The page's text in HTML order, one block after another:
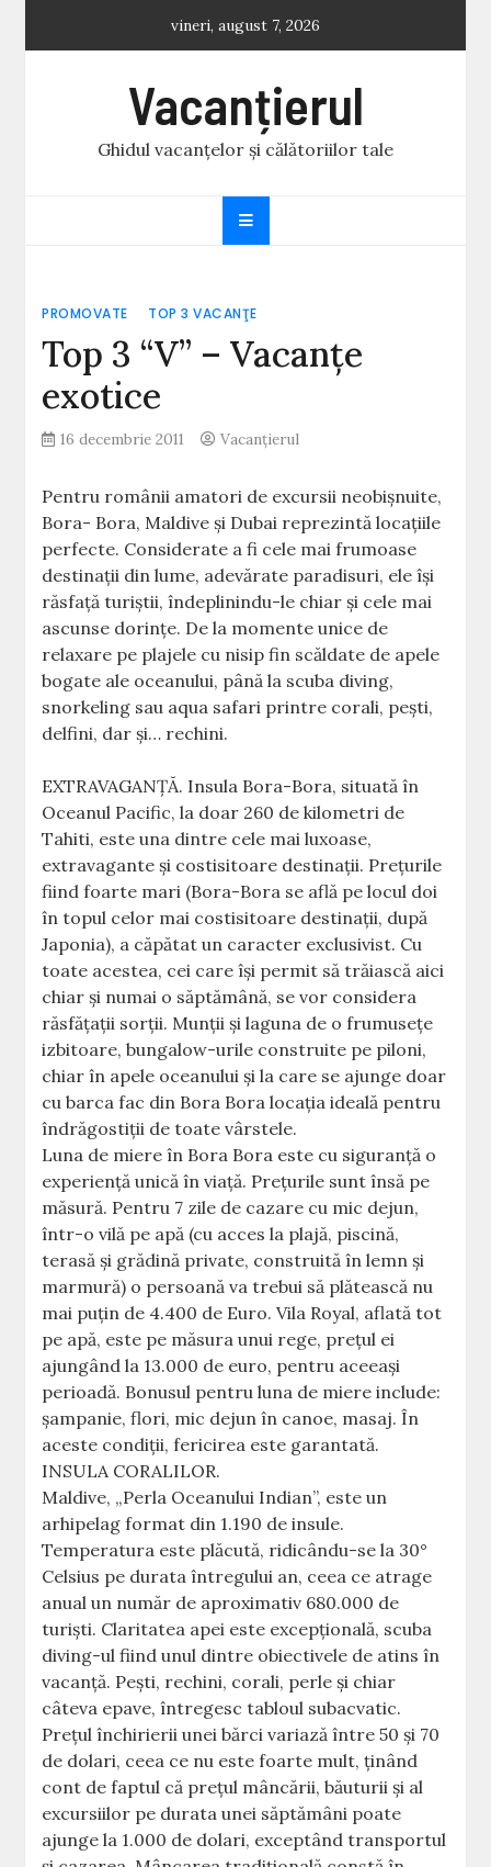
vineri, august 7, 2026
Vacanțierul
Ghidul vacanțelor și călătoriilor tale
PROMOVATE TOP 3 VACANŢE
Top 3 “V” – Vacanțe
exotice
16 decembrie 2011 Vacanțierul
Pentru românii amatori de excursii neobişnuite,
Bora- Bora, Maldive şi Dubai reprezintă locaţiile
perfecte. Considerate a fi cele mai frumoase
destinaţii din lume, adevărate paradisuri, ele îşi
răsfaţă turiştii, îndeplinindu-le chiar şi cele mai
ascunse dorinţe. De la momente unice de
relaxare pe plajele cu nisip fin scăldate de apele
bogate ale oceanului, până la scuba diving,
snorkeling sau aqua safari printre corali, peşti,
delfini, dar şi… rechini.
EXTRAVAGANŢĂ. Insula Bora-Bora, situată în
Oceanul Pacific, la doar 260 de kilometri de
Tahiti, este una dintre cele mai luxoase,
extravagante şi costisitoare destinaţii. Preţurile
fiind foarte mari (Bora-Bora se află pe locul doi
în topul celor mai costisitoare destinaţii, după
Japonia), a căpătat un caracter exclusivist. Cu
toate acestea, cei care îşi permit să trăiască aici
chiar şi numai o săptămână, se vor considera
răsfăţaţii sorţii. Munţii şi laguna de o frumuseţe
izbitoare, bungalow-urile construite pe piloni,
chiar în apele oceanului şi la care se ajunge doar
cu barca fac din Bora Bora locaţia ideală pentru
îndrăgostiţii de toate vârstele.
Luna de miere în Bora Bora este cu siguranţă o
experienţă unică în viaţă. Preţurile sunt însă pe
măsură. Pentru 7 zile de cazare cu mic dejun,
într-o vilă pe apă (cu acces la plajă, piscină,
terasă şi grădină private, construită în lemn şi
marmură) o persoană va trebui să plătească nu
mai puţin de 4.400 de Euro. Vila Royal, aflată tot
pe apă, este pe măsura unui rege, preţul ei
ajungând la 13.000 de euro, pentru aceeaşi
perioadă. Bonusul pentru luna de miere include:
şampanie, flori, mic dejun în canoe, masaj. În
aceste condiţii, fericirea este garantată.
INSULA CORALILOR.
Maldive, „Perla Oceanului Indian”, este un
arhipelag format din 1.190 de insule.
Temperatura este plăcută, ridicându-se la 30°
Celsius pe durata întregului an, ceea ce atrage
anual un număr de aproximativ 680.000 de
turişti. Claritatea apei este excepţională, scuba
diving-ul fiind unul dintre obiectivele de atins în
vacanţă. Peşti, rechini, corali, perle şi chiar
câteva epave, întregesc tabloul subacvatic.
Preţul închirierii unei bărci variază între 50 şi 70
de dolari, ceea ce nu este foarte mult, ţinând
cont de faptul că preţul mâncării, băuturii şi al
excursiilor pe durata unei săptămâni poate
ajunge la 1.000 de dolari, exceptând transportul